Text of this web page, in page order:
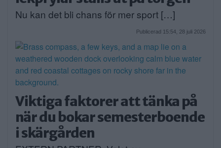
Nu kan det bli chans för mer sport […]
Publicerad 15:54, 28 juli 2026
Viktiga faktorer att tänka på
när du bokar semesterboende
i skärgården